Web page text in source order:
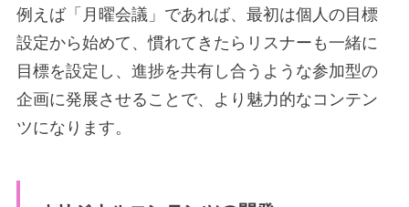
例えば「月曜会議」であれば、最初は個人の目標
設定から始めて、慣れてきたらリスナーも一緒に
目標を設定し、進捗を共有し合うような参加型の
企画に発展させることで、より魅力的なコンテン
ツになります。